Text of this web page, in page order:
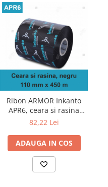
Ribon ARMOR Inkanto
APR6, ceara si rasina
(wax&resin), negru,
82,22 Lei
ADAUGA IN COS